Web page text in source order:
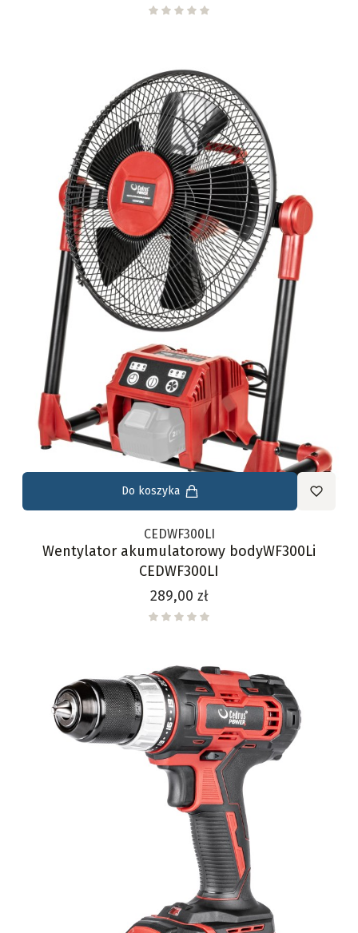
Do koszyka
CEDWF300LI
Wentylator akumulatorowy bodyWF300Li
CEDWF300LI
Cena
289,00 zł